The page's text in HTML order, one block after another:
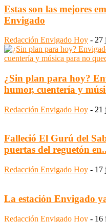
Estas son las mejores
Envigado
Redacción Envigado Hoy - 27
¿Sin plan para hoy?
humor, cuentería y
Redacción Envigado Hoy - 21
Falleció El Gurú del
puertas del reguetón
Redacción Envigado Hoy - 17
La estación Envigado
Redacción Envigado Hoy - 16